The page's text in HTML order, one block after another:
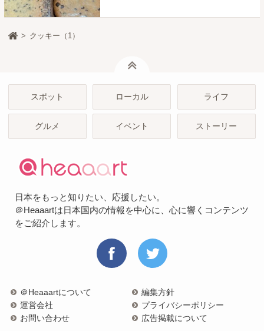
クッキー（1）
スポット ローカル ライフ
グルメ イベント ストーリー
日本をもっと知りたい、応援したい。
＠Heaaartは日本国内の情報を中心に、心に響くコンテンツ
をご紹介します。
＠Heaaartについて
編集方針
運営会社
プライバシーポリシー
お問い合わせ
広告掲載について